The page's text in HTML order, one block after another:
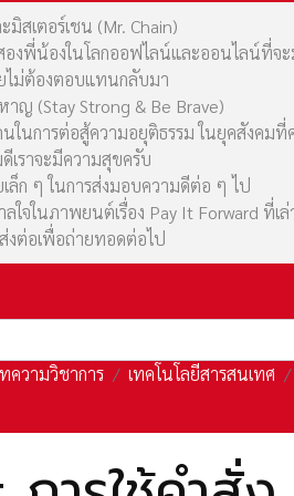
มิสเตอร์เชน (Mr. Chain)
องพี่น้องในโลกออฟไลน์และออนไลน์ที่จ
ไม่ต้องตอบแทนกลับมา
ญ (Stay Strong & Be Brave)
นในการต่อสู้ความอยุติธรรม ในยุคสังค
เราจะมีความสุขครับ
ล็ก ๆ ในการส่งมอบความดีต่อ ๆ ไป
ลใจในภาพยนต์เรื่อง Pay It Forward
ต่อเพื่อถ่ายทอดต่อไป
ความวิชาการ เทคโนโลยีสารสนเทศ